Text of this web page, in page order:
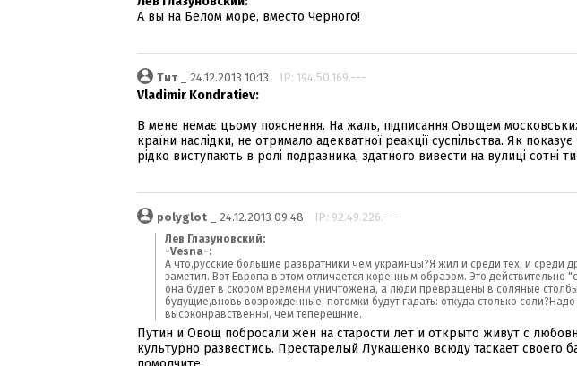
А вы на Белом море, вместо Черного!
Тит_ 24.12.2013 10:13 IP: 194.50.169.---
Vladimir Kondratiev:
В мене немає цьому пояснення. На жаль, підписання Овощем
країни наслідки, не отримало адекватної реакції суспільства. Як
рідко виступають в ролі подразника, здатного вивести на вулиці сотні
polyglot _ 24.12.2013 09:48 IP: 92.49.226.---
Лев Глазуновский:
-Vesna-:
А что,русские большие развратники чем украинцы?Я жил и среди тех, и среди
заметил. Вот Европа в этом отличается коренным образом. Это действительно
она будет в скором времени уничтожена, а люди превращены в соляные
будущие,вновь возрожденные, потомки будут гадать: откуда столько
высоконравственны, чем теперешние.
Путин и Овощ побросали жен на старости лет и открыто живут с
культурно развестись. Престарелый Лукашенко всюду таскает своего